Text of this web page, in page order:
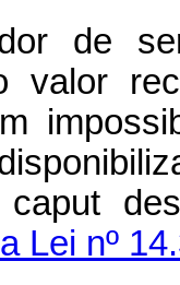
de
valor
caput
Lei nº